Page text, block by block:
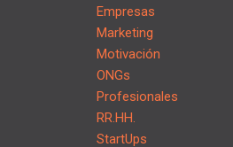
Empresas
Marketing
Motivación
ONGs
Profesionales
RR.HH.
StartUps